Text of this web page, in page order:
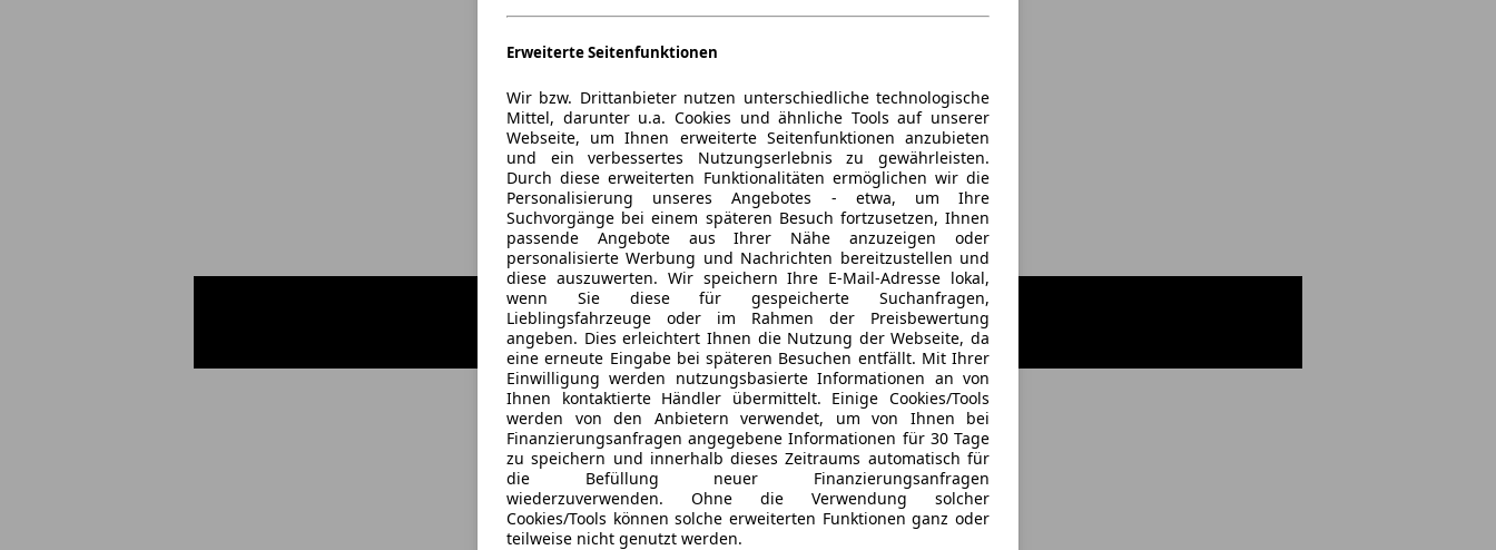
Erweiterte Seitenfunktionen
Wir bzw. Drittanbieter nutzen unterschiedliche technologische
Mittel, darunter u.a. Cookies und ähnliche Tools auf unserer
Webseite, um Ihnen erweiterte Seitenfunktionen anzubieten
und ein verbessertes Nutzungserlebnis zu gewährleisten.
Durch diese erweiterten Funktionalitäten ermöglichen wir die
Personalisierung unseres Angebotes - etwa, um Ihre
Suchvorgänge bei einem späteren Besuch fortzusetzen, Ihnen
passende Angebote aus Ihrer Nähe anzuzeigen oder
personalisierte Werbung und Nachrichten bereitzustellen und
diese auszuwerten. Wir speichern Ihre E-Mail-Adresse lokal,
wenn Sie diese für gespeicherte Suchanfragen,
Lieblingsfahrzeuge oder im Rahmen der Preisbewertung
angeben. Dies erleichtert Ihnen die Nutzung der Webseite, da
eine erneute Eingabe bei späteren Besuchen entfällt. Mit Ihrer
Einwilligung werden nutzungsbasierte Informationen an von
Ihnen kontaktierte Händler übermittelt. Einige Cookies/Tools
werden von den Anbietern verwendet, um von Ihnen bei
Finanzierungsanfragen angegebene Informationen für 30 Tage
zu speichern und innerhalb dieses Zeitraums automatisch für
die Befüllung neuer Finanzierungsanfragen
wiederzuverwenden. Ohne die Verwendung solcher
Cookies/Tools können solche erweiterten Funktionen ganz oder
teilweise nicht genutzt werden.